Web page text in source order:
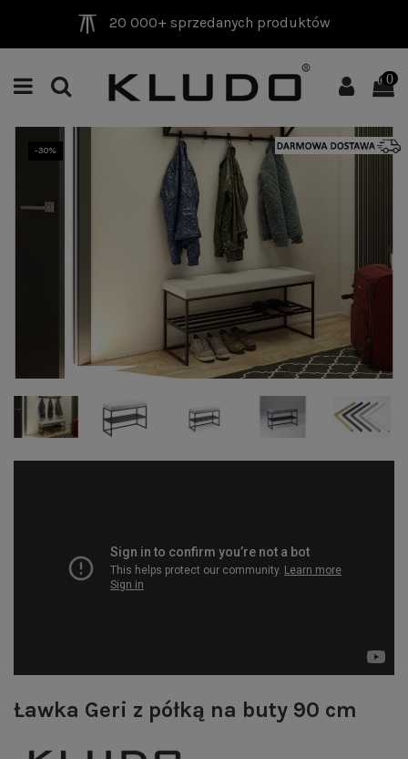
20 000+ sprzedanych produktów
0
-30%
Ławka Geri z półką na buty 90 cm